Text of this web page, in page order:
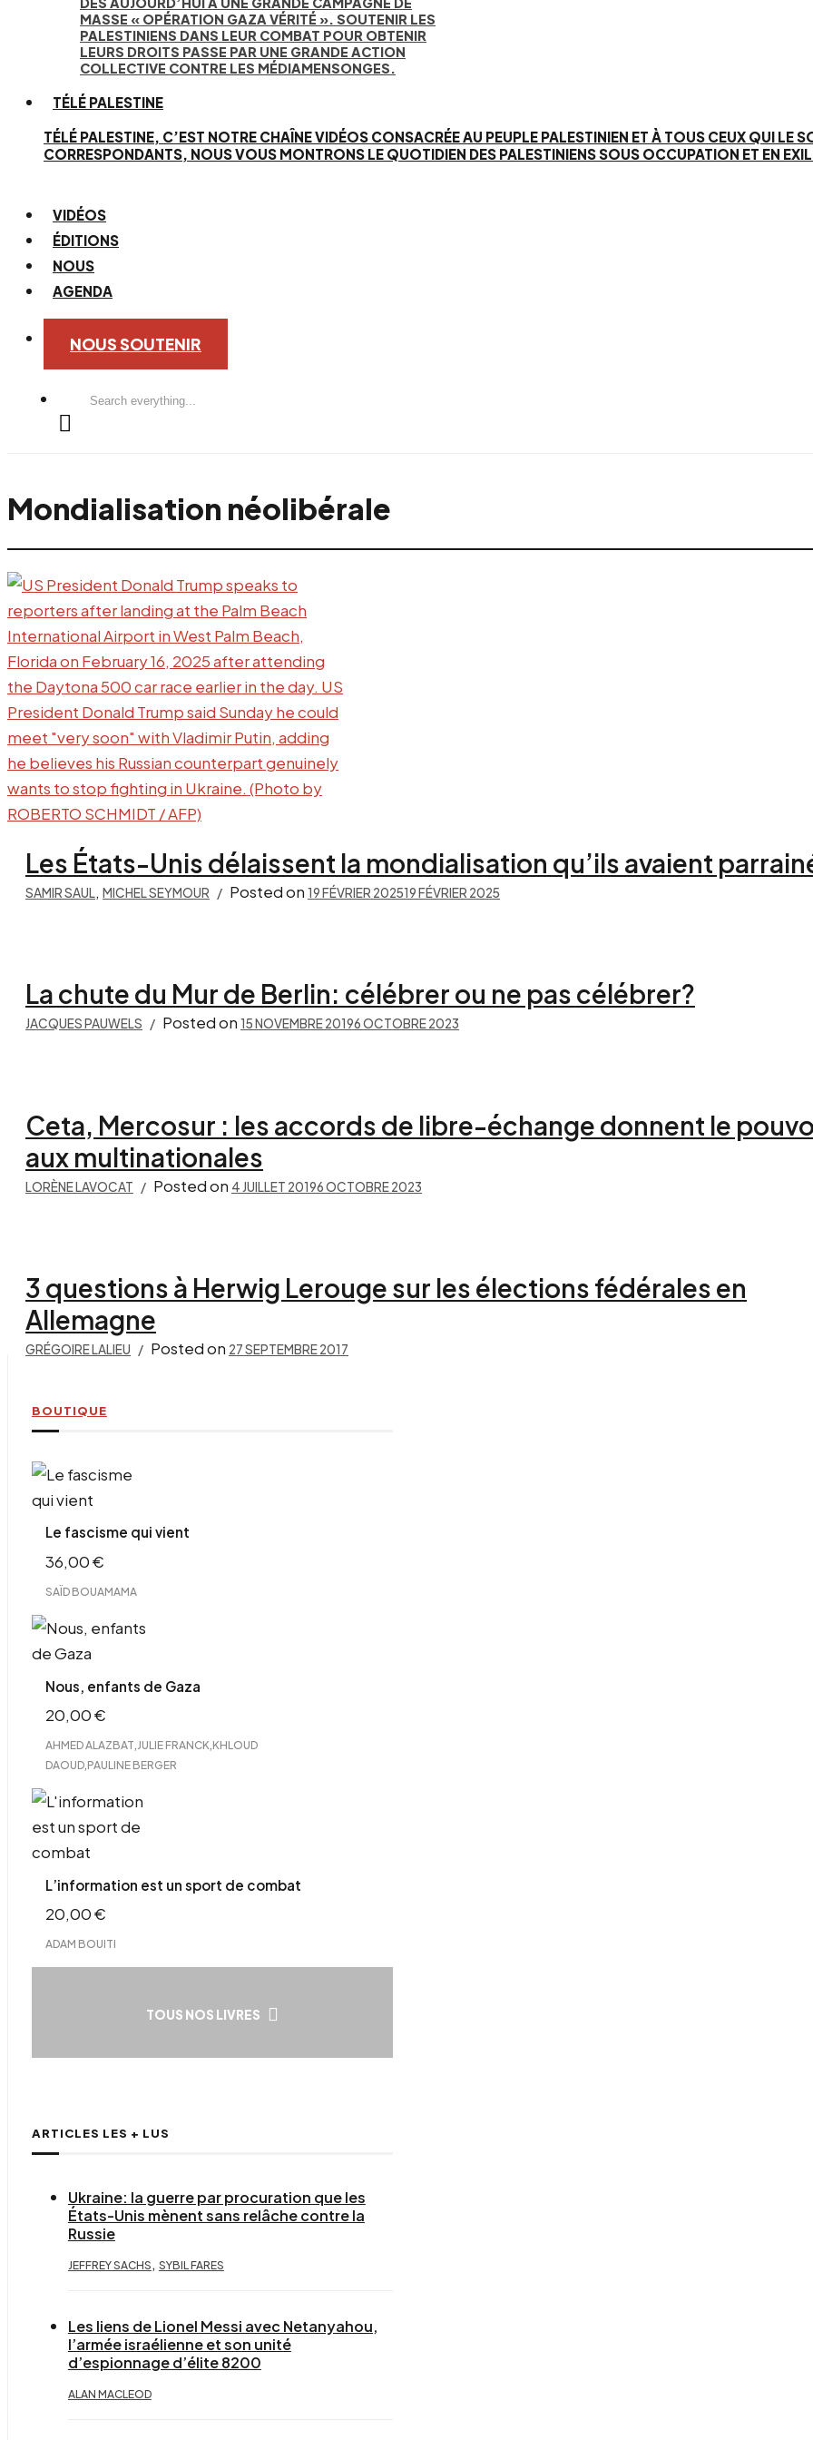
MASSE « OPÉRATION GAZA VÉRITÉ ». SOUTENIR LES
PALESTINIENS DANS LEUR COMBAT POUR OBTENIR
LEURS DROITS PASSE PAR UNE GRANDE ACTION
COLLECTIVE CONTRE LES MÉDIAMENSONGES.
TÉLÉ PALESTINE
TÉLÉ PALESTINE, C’EST NOTRE CHAÎNE VIDÉOS CONSACRÉE AU PEUPLE PALESTINIEN ET À TOUS CEUX QUI LE
CORRESPONDANTS, NOUS VOUS MONTRONS LE QUOTIDIEN DES PALESTINIENS SOUS OCCUPATION ET EN
VIDÉOS
ÉDITIONS
NOUS
AGENDA
NOUS SOUTENIR
Search
Mondialisation néolibérale
Les États-Unis délaissent la mondialisation qu’ils avaient
SAMIR SAUL, MICHEL SEYMOUR Posted on 19 FÉVRIER 202519 FÉVRIER 2025
La chute du Mur de Berlin: célébrer ou ne pas célébrer?
JACQUES PAUWELS Posted on 15 NOVEMBRE 20196 OCTOBRE 2023
Ceta, Mercosur : les accords de libre-échange donnent le
aux multinationales
LORÈNE LAVOCAT Posted on 4 JUILLET 20196 OCTOBRE 2023
3 questions à Herwig Lerouge sur les élections fédérales en
Allemagne
GRÉGOIRE LALIEU Posted on 27 SEPTEMBRE 2017
BOUTIQUE
Le fascisme qui vient
36,00€
SAÏD BOUAMAMA
Nous, enfants de Gaza
20,00€
AHMED ALAZBAT JULIE FRANCK KHLOUD
DAOUD, PAULINE BERGER
L’information est un sport de combat
20,00€
ADAM BOUITI
TOUS NOS LIVRES
ARTICLES LES + LUS
Ukraine: la guerre par procuration que les
États-Unis mènent sans relâche contre la
Russie
JEFFREY SACHS , SYBIL FARES
Les liens de Lionel Messi avec Netanyahou,
l’armée israélienne et son unité
d’espionnage d’élite 8200
ALAN MACLEOD